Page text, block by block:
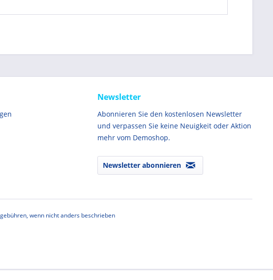
Newsletter
Abonnieren Sie den kostenlosen Newsletter
und verpassen Sie keine Neuigkeit oder Aktion
mehr vom Demoshop.
Newsletter abonnieren
wenn nicht anders beschrieben